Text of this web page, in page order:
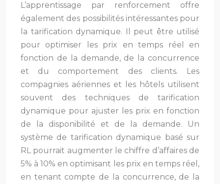
L’apprentissage par renforcement offre
également des possibilités intéressantes pour
la tarification dynamique. Il peut être utilisé
pour optimiser les prix en temps réel en
fonction de la demande, de la concurrence
et du comportement des clients. Les
compagnies aériennes et les hôtels utilisent
souvent des techniques de tarification
dynamique pour ajuster les prix en fonction
de la disponibilité et de la demande. Un
système de tarification dynamique basé sur
RL pourrait augmenter le chiffre d’affaires de
5% à 10% en optimisant les prix en temps réel,
en tenant compte de la concurrence, de la